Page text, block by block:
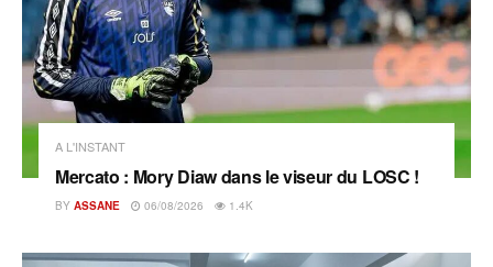
A L'INSTANT
Mercato : Mory Diaw dans le viseur du LOSC !
BY ASSANE 06/08/2026 1.4K